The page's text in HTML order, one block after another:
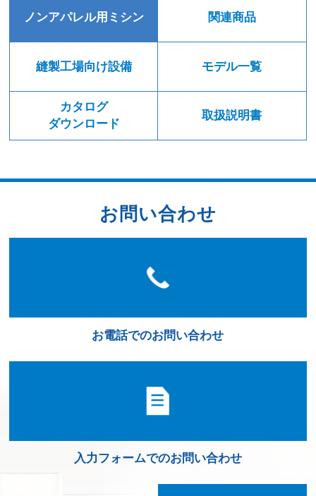
ノンアパレル用ミシン 関連商品
縫製工場向け設備 モデル一覧
カタログ
ダウンロード
取扱説明書
お問い合わせ
お電話でのお問い合わせ
入力フォームでのお問い合わせ